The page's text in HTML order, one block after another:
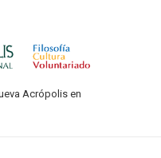
Acrópolis en